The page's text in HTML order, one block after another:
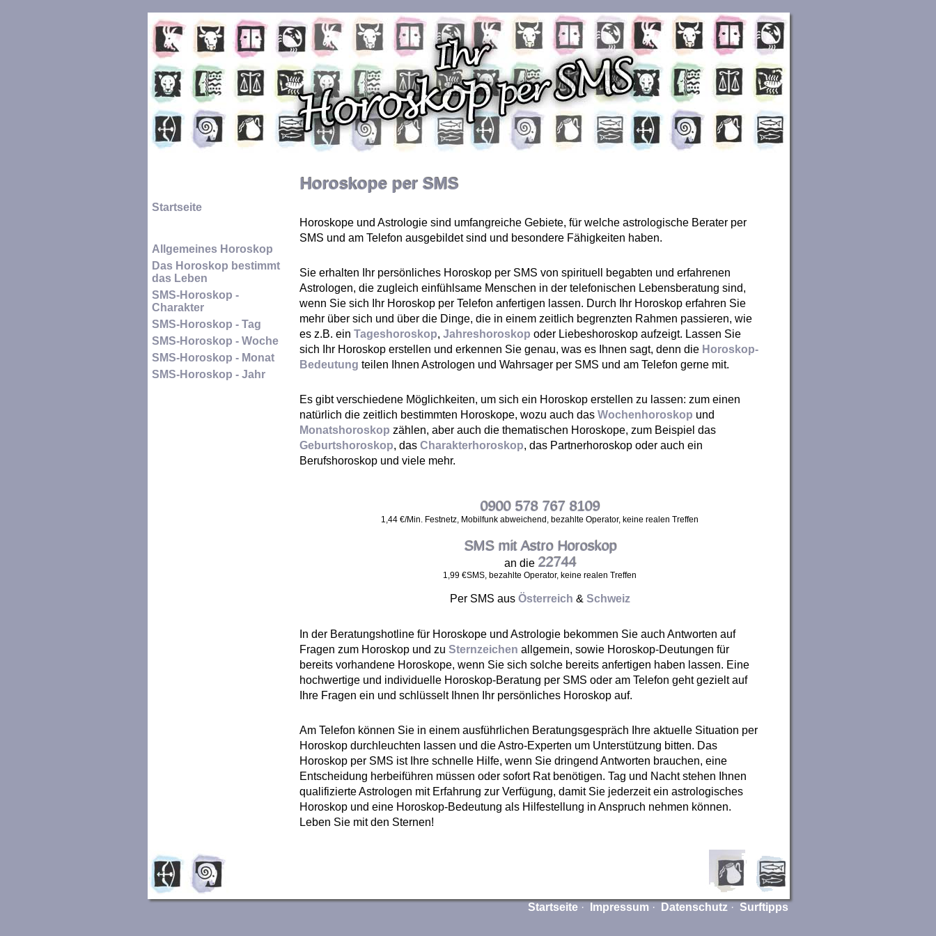
Startseite
Allgemeines Horoskop
Das Horoskop bestimmt
das Leben
SMS-Horoskop -
Charakter
SMS-Horoskop - Tag
SMS-Horoskop - Woche
SMS-Horoskop - Monat
SMS-Horoskop - Jahr
Horoskope per SMS
Horoskope und Astrologie sind umfangreiche Gebiete, für welche astrologische Berater per
SMS und am Telefon ausgebildet sind und besondere Fähigkeiten haben.
Sie erhalten Ihr persönliches Horoskop per SMS von spirituell begabten und erfahrenen
Astrologen, die zugleich einfühlsame Menschen in der telefonischen Lebensberatung sind,
wenn Sie sich Ihr Horoskop per Telefon anfertigen lassen. Durch Ihr Horoskop erfahren Sie
mehr über sich und über die Dinge, die in einem zeitlich begrenzten Rahmen passieren, wie
es z.B. einTageshoroskop,Jahreshoroskop oder Liebeshoroskop aufzeigt. Lassen Sie
sich Ihr Horoskop erstellen und erkennen Sie genau, was es Ihnen sagt, denn die Horoskop-
Bedeutung teilen Ihnen Astrologen und Wahrsager per SMS und am Telefon gerne mit.
Es gibt verschiedene Möglichkeiten, um sich ein Horoskop erstellen zu lassen: zum einen
natürlich die zeitlich bestimmten Horoskope, wozu auch dasWochenhoroskop und
Monatshoroskop zählen, aber auch die thematischen Horoskope, zum Beispiel das
Geburtshoroskop, dasCharakterhoroskop, das Partnerhoroskop oder auch ein
Berufshoroskop und viele mehr.
0900 578 767 8109
1,44 €/Min. Festnetz, Mobilfunk abweichend, bezahlte Operator, keine realen Treffen
SMS mit Astro Horoskop
an die 22744
1,99 €SMS, bezahlte Operator, keine realen Treffen
Per SMS aus Österreich & Schweiz
In der Beratungshotline für Horoskope und Astrologie bekommen Sie auch Antworten auf
Fragen zum Horoskop und zuSternzeichen allgemein, sowie Horoskop-Deutungen für
bereits vorhandene Horoskope, wenn Sie sich solche bereits anfertigen haben lassen. Eine
hochwertige und individuelle Horoskop-Beratung per SMS oder am Telefon geht gezielt auf
Ihre Fragen ein und schlüsselt Ihnen Ihr persönliches Horoskop auf.
Am Telefon können Sie in einem ausführlichen Beratungsgespräch Ihre aktuelle Situation per
Horoskop durchleuchten lassen und die Astro-Experten um Unterstützung bitten. Das
Horoskop per SMS ist Ihre schnelle Hilfe, wenn Sie dringend Antworten brauchen, eine
Entscheidung herbeiführen müssen oder sofort Rat benötigen. Tag und Nacht stehen Ihnen
qualifizierte Astrologen mit Erfahrung zur Verfügung, damit Sie jederzeit ein astrologisches
Horoskop und eine Horoskop-Bedeutung als Hilfestellung in Anspruch nehmen können.
Leben Sie mit den Sternen!
Startseite · Impressum · Datenschutz · Surftipps